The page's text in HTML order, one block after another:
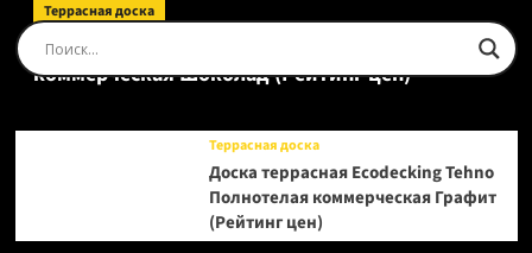
Террасная доска
Доска террасная Ecodecking Tehno Полнотелая
коммерческая Шоколад (Рейтинг цен)
Террасная доска
Доска террасная Ecodecking Tehno
Полнотелая коммерческая Графит
(Рейтинг цен)